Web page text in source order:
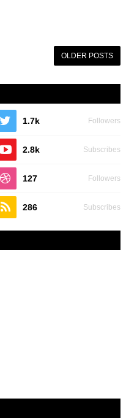
OLDER POSTS
1.7k Followers
2.8k Subscribes
127 Followers
286 Subscribes